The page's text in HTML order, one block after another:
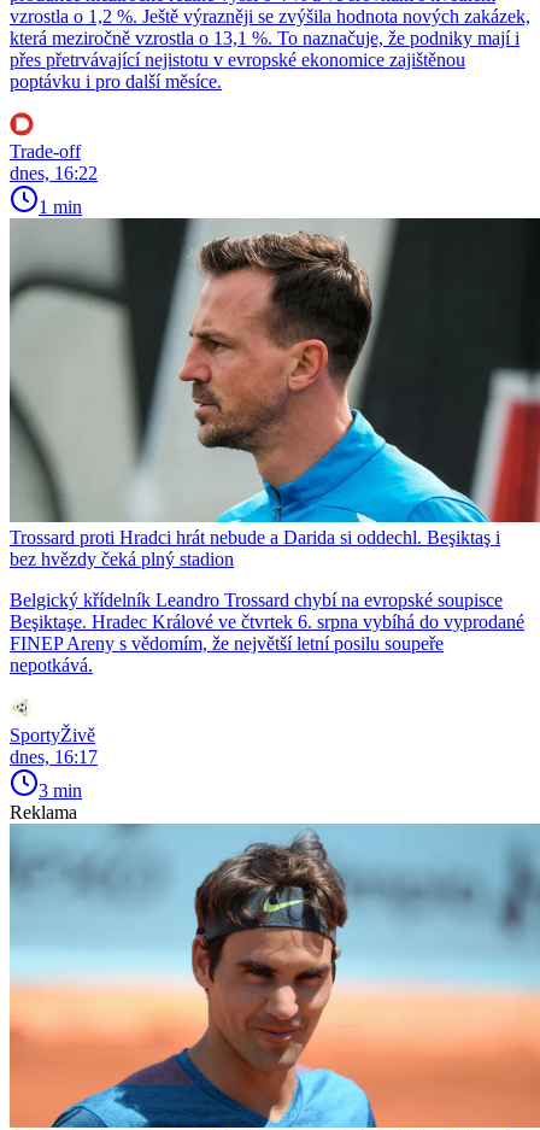
vzrostla o 1,2 %. Ještě výrazněji se zvýšila hodnota nových zakázek,
která meziročně vzrostla o 13,1 %. To naznačuje, že podniky mají i
přes přetrvávající nejistotu v evropské ekonomice zajištěnou
poptávku i pro další měsíce.
Trade-off
dnes, 16:22
1 min
Trossard proti Hradci hrát nebude a Darida si oddechl. Beşiktaş i
bez hvězdy čeká plný stadion
Belgický křídelník Leandro Trossard chybí na evropské soupisce
Beşiktaşe. Hradec Králové ve čtvrtek 6. srpna vybíhá do vyprodané
FINEP Areny s vědomím, že největší letní posilu soupeře
nepotkává.
SportyŽivě
dnes, 16:17
3 min
Reklama